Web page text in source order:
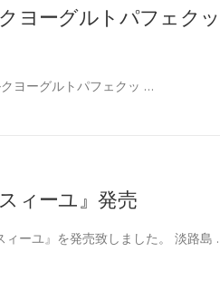
ヨーグルトパフェク
ヨーグルトパフェクッ …
ィーユ』発売
ィーユ』を発売致しました。 淡路島